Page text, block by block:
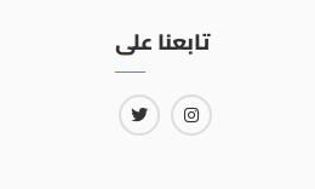
تابعنا على